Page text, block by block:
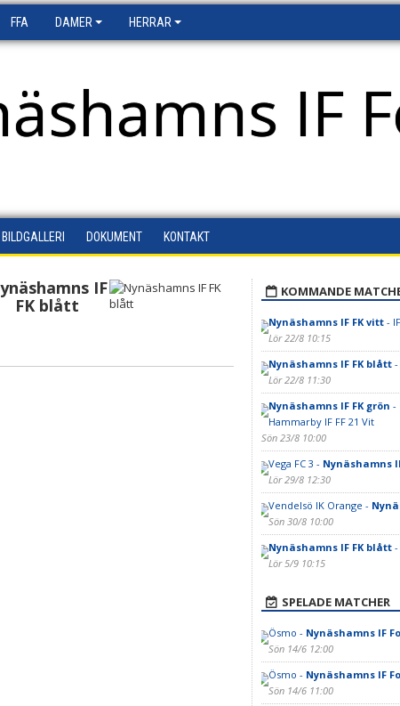
FFA DAMER HERRAR
IF
BILDGALLERI DOKUMENT KONTAKT
IF
FK blått
KOMMANDE
Nynäshamns IF FK vitt-
Lör 22/8 10:15
Nynäshamns IF FK blått-
Lör 22/8 11:30
Nynäshamns IF FK grön -
Hammarby IF FF 21 Vit
Sön 23/8 10:00
Vega FC 3 - Nynäshamns
Lör 29/8 12:30
Vendelsö IK Orange -
Sön 30/8 10:00
Nynäshamns IF FK blått-
Lör 5/9 10:15
SPELADE MATCHER
Ösmo - Nynäshamns IF
Sön 14/6 12:00
Ösmo - Nynäshamns IF
Sön 14/6 11:00